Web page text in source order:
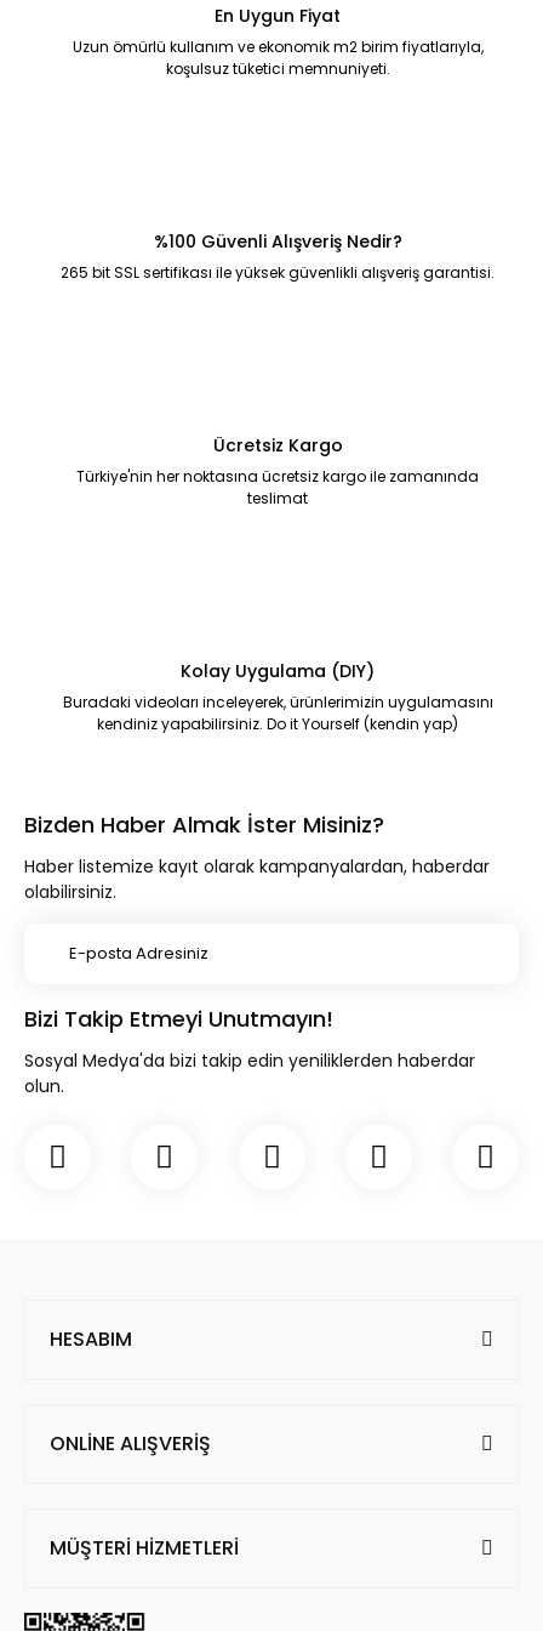
En Uygun Fiyat
Uzun ömürlü kullanım ve ekonomik m2 birim fiyatlarıyla,
koşulsuz tüketici memnuniyeti.
%100 Güvenli Alışveriş Nedir?
265 bit SSL sertifikası ile yüksek güvenlikli alışveriş garantisi.
Ücretsiz Kargo
Türkiye'nin her noktasına ücretsiz kargo ile zamanında
teslimat
Kolay Uygulama (DIY)
Buradaki videoları inceleyerek, ürünlerimizin uygulamasını
kendiniz yapabilirsiniz. Do it Yourself (kendin yap)
Bizden Haber Almak İster Misiniz?
Haber listemize kayıt olarak kampanyalardan, haberdar
olabilirsiniz.
Bizi Takip Etmeyi Unutmayın!
Sosyal Medya'da bizi takip edin yeniliklerden haberdar
olun.
HESABIM
ONLİNE ALIŞVERİŞ
MÜŞTERİ HİZMETLERİ